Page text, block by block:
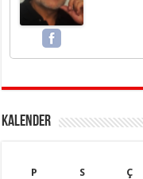
KALENDER
P
S Ç